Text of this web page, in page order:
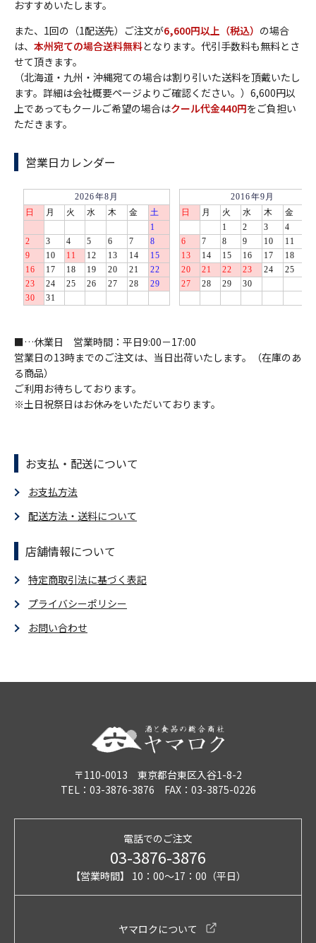
おすすめいたします。
また、1回の（1配送先）ご注文が6,600円以上（税込） の場合
は、 本州宛ての場合送料無料となります。代引手数料も無料とさ
せて頂きます。
（北海道・九州・沖縄宛ての場合は割り引いた送料を頂戴いたし
ます。詳細は会社概要ページよりご確認ください。）6,600円以
上であってもクールご希望の場合はクール代金440円をご負担い
ただきます。
営業日カレンダー
■…休業日 営業時間：平日9:00－17:00
営業日の13時までのご注文は、当日出荷いたします。（在庫のあ
る商品）
ご利用お待ちしております。
※土日祝祭日はお休みをいただいております。
お支払・配送について
お支払方法
配送方法・送料について
店舗情報について
特定商取引法に基づく表記
プライバシーポリシー
お問い合わせ
〒110-0013 東京都台東区入谷1-8-2
TEL：03-3876-3876 FAX：03-3875-0226
電話でのご注文
03-3876-3876
【営業時間】 10：00～17：00（平日）
ヤマロクについて